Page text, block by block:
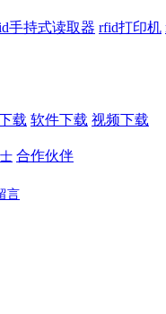
手持式读取器 rfid打印机
载 软件下载 视频下载
合作伙伴
言